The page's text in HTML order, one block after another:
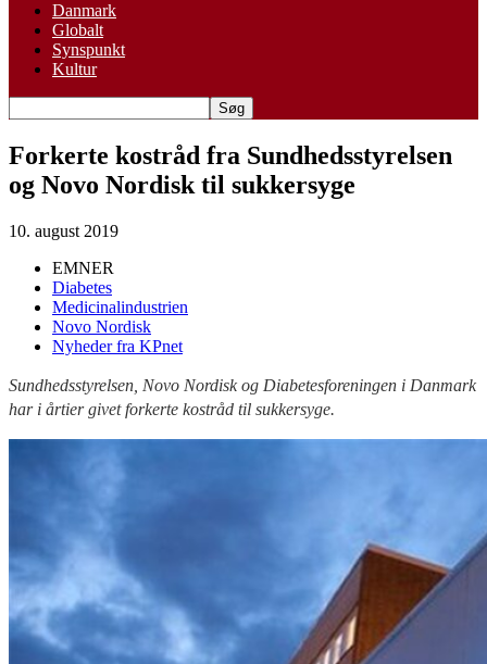
Danmark
Globalt
Synspunkt
Kultur
Forkerte kostråd fra Sundhedsstyrelsen
og Novo Nordisk til sukkersyge
10. august 2019
EMNER
Diabetes
Medicinalindustrien
Novo Nordisk
Nyheder fra KPnet
Sundhedsstyrelsen, Novo Nordisk og Diabetesforeningen i Danmark
har i årtier givet forkerte kostråd til sukkersyge.